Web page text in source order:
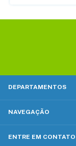
DEPARTAMENTOS
NAVEGAÇÃO
ENTRE EM CONTATO